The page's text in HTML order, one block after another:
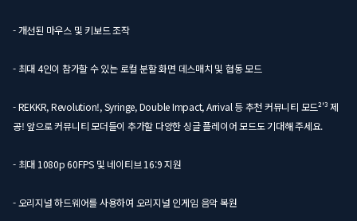
- 개선된 마우스 및 키보드 조작
- 최대 4인이 참가할 수 있는 로컬 분할 화면 데스매치 및 협동 모드
- REKKR, Revolution!, Syringe, Double Impact, Arrival 등 추천 커뮤니티 모드²'³ 제
공! 앞으로 커뮤니티 모더들이 추가할 다양한 싱글 플레이어 모드도 기대해 주세요.
- 최대 1080p 60FPS 및 네이티브 16:9 지원
- 오리지널 하드웨어를 사용하여 오리지널 인게임 음악 복원